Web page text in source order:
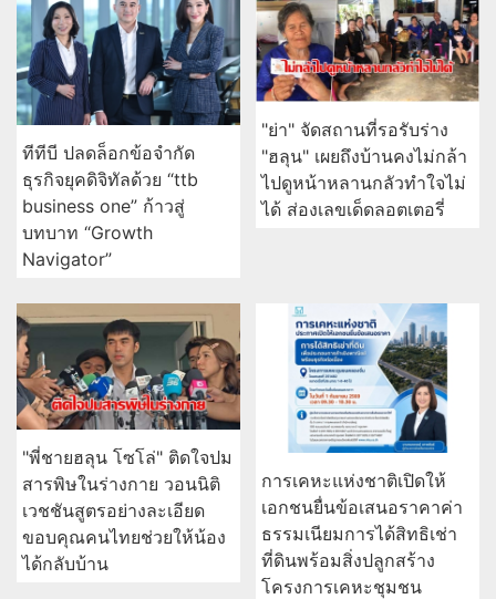
ทีทีบี ปลดล็อกข้อจำกัด
ธุรกิจยุคดิจิทัลด้วย “ttb
business one” ก้าวสู่
บทบาท “Growth
Navigator”
"ย่า" จัดสถานที่รอรับร่าง
"ฮลุน" เผยถึงบ้านคงไม่กล้า
ไปดูหน้าหลานกลัวทำใจไม่
ได้ ส่องเลขเด็ดลอตเตอรี่
"พี่ชายฮลุน โซโล่" ติดใจปม
สารพิษในร่างกาย วอนนิติ
เวชชันสูตรอย่างละเอียด
ขอบคุณคนไทยช่วยให้น้อง
ได้กลับบ้าน
การเคหะแห่งชาติเปิดให้
เอกชนยื่นข้อเสนอราคาค่า
ธรรมเนียมการได้สิทธิเช่า
ที่ดินพร้อมสิ่งปลูกสร้าง
โครงการเคหะชุมชน